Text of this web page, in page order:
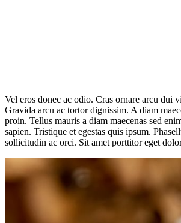
Vel eros donec ac odio. Cras ornare arcu dui
Gravida arcu ac tortor dignissim. A diam
proin. Tellus mauris a diam maecenas sed
sapien. Tristique et egestas quis ipsum.
sollicitudin ac orci. Sit amet porttitor eget